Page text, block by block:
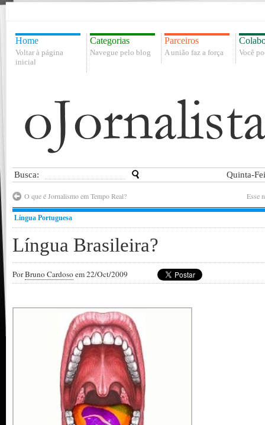
Home
Voltar à página
inicial
Categorias
Navegue pelo blog
Parceiros
A união faz a força Você
Busca: Quinta-
O que é Jornalismo em Tempo Real? Esse
Língua Portuguesa
Língua Brasileira?
PorBruno Cardosoem 22/Oct/2009